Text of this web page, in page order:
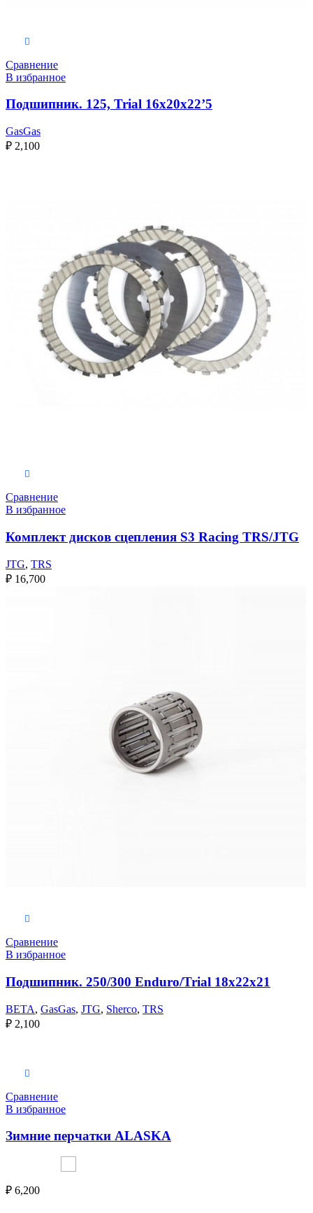
Сравнение
В избранное
Подшипник. 125, Trial 16x20x22’5
GasGas
₽ 2,100
Сравнение
В избранное
Комплект дисков сцепления S3 Racing TRS/JTG
JTG, TRS
₽ 16,700
Сравнение
В избранное
Подшипник. 250/300 Enduro/Trial 18x22x21
BETA, GasGas, JTG, Sherco, TRS
₽ 2,100
Сравнение
В избранное
Зимние перчатки ALASKA
₽ 6,200